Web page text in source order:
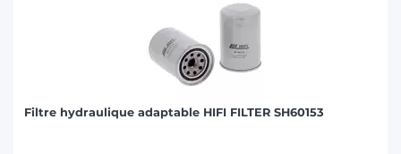
Filtre hydraulique adaptable HIFI FILTER SH60153